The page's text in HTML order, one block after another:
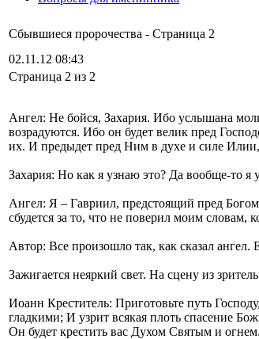
Сбывшиеся пророчества - Cтраница 2
02.11.12 08:43
Cтраница 2 из 2
Ангел: Не бойся, Захария. Ибо услышана
возрадуются. Ибо он будет велик пред
их. И предыдет пред Ним в духе и силе Илии,
Захария: Но как я узнаю это? Да вообще-то
Ангел: Я – Гавриил, предстоящий пред
сбудется за то, что не поверил моим словам,
Автор: Все произошло так, как сказал
Зажигается неяркий свет. На сцену из
Иоанн Креститель: Приготовьте путь
гладкими; И узрит всякая плоть спасение
Он будет крестить вас Духом Святым и